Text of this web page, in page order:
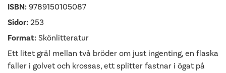
ISBN: 9789150105087
Sidor: 253
Format: Skönlitteratur
Ett litet gräl mellan två bröder om just ingenting, en flaska
faller i golvet och krossas, ett splitter fastnar i ögat på